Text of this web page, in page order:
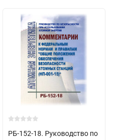
РБ-152-18. Руководство по